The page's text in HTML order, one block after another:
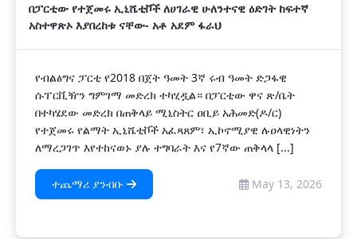
በፓርቲው የተጀመሩ ኢኒሼቲቮች ለሀገራዊ ሁለንተናዊ ዕድገት ከፍተኛ
አስተዋጽኦ እያበረከቱ ናቸው- አቶ አደም ፋራህ
የብልፅግና ፓርቲ የ2018 በጀት ዓመት 3ኛ ሩብ ዓመት ድጋፋዊ
ሱፐርቪዥን ግምገማ መድረክ ተካሂዷል። በፓርቲው ዋና ጽ/ቤት
በተካሄደው መድረክ በጠቅላይ ሚኒስትር ዐቢይ አሕመድ(ዶ/ር)
የተጀመሩ የልማት ኢኒሼቲቮች አፈጻጸም፣ ኢኮኖሚያዊ ሉዐላዊነትን
ለማረጋገጥ እየተከናወኑ ያሉ ተግባራት እና የ7ኛው ጠቅላላ [...]
ተጨማሪ ያንብቡ May 13, 2026